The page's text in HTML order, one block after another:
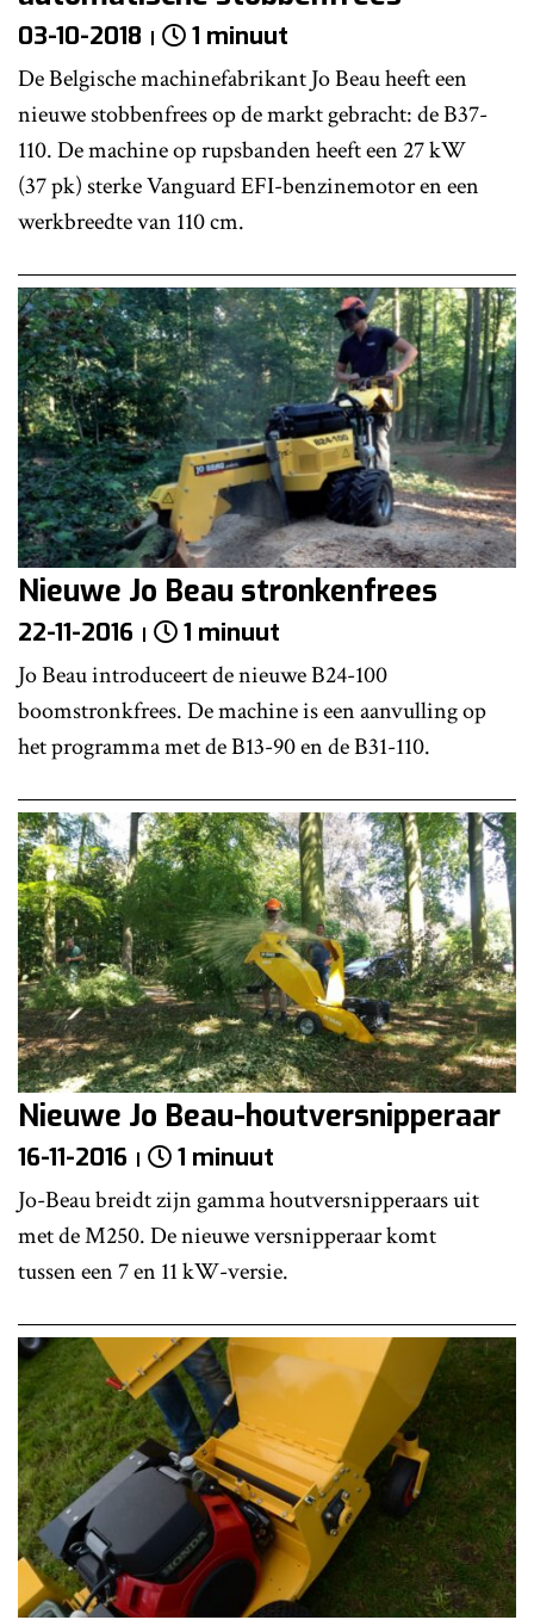
03-10-2018 1 minuut
De Belgische machinefabrikant Jo Beau heeft een
nieuwe stobbenfrees op de markt gebracht: de B37-
110. De machine op rupsbanden heeft een 27 kW
(37 pk) sterke Vanguard EFI-benzinemotor en een
werkbreedte van 110 cm.
Nieuwe Jo Beau stronkenfrees
22-11-2016 1 minuut
Jo Beau introduceert de nieuwe B24-100
boomstronkfrees. De machine is een aanvulling op
het programma met de B13-90 en de B31-110.
Nieuwe Jo Beau-houtversnipperaar
16-11-2016 1 minuut
Jo-Beau breidt zijn gamma houtversnipperaars uit
met de M250. De nieuwe versnipperaar komt
tussen een 7 en 11 kW-versie.